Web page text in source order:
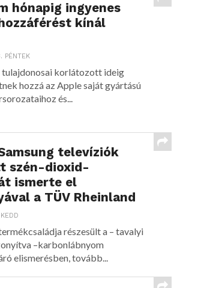
hónapig ingyenes
kínál
PÉNTEK
tulajdonosai korlátozott ideig
hozzá az Apple saját gyártású
és...
televíziók
szén-dioxid-
ismerte el
a TÜV Rheinland
részesült a – tavalyi
–karbonlábnyom
elismerésben, tovább...